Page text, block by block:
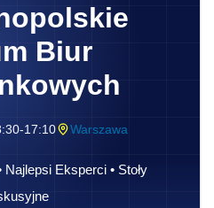
Biur
17:10 Warszawa
Eksperci • Stoły